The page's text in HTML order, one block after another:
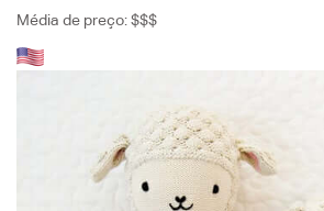
Média de preço: $$$